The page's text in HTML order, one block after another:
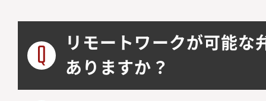
リモートワークが可能な
ありますか？